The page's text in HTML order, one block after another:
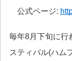
公式ページ:
毎年8月下旬に行
スティバル(ハム